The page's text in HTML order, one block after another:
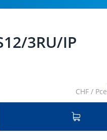
3RU/IP
CHF / Pce